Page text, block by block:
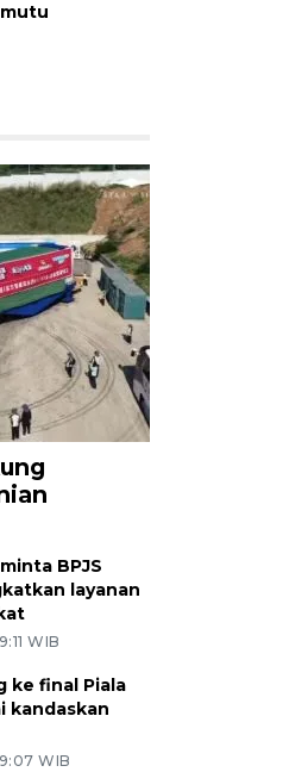
BPJS
layanan
WIB
ke final Piala
kandaskan
WIB